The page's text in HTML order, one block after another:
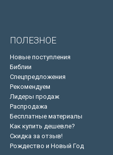
ПОЛЕЗНОЕ
Новые поступления
Библии
Спецпредложения
Рекомендуем
Лидеры продаж
Распродажа
Бесплатные материалы
Как купить дешевле?
Скидка за отзыв!
Рождество и Новый Год